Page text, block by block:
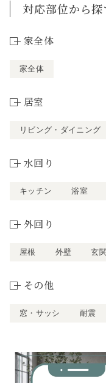
対応部位から探
家全体
家全体
居室
リビング・ダイニング
水回り
キッチン 浴室
外回り
屋根 外壁 玄関
その他
窓・サッシ 耐震